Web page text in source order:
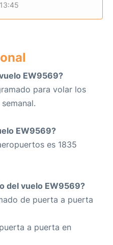
EW9569?
para volar los
EW9569?
es 1835
del vuelo EW9569?
de puerta a puerta
a puerta en